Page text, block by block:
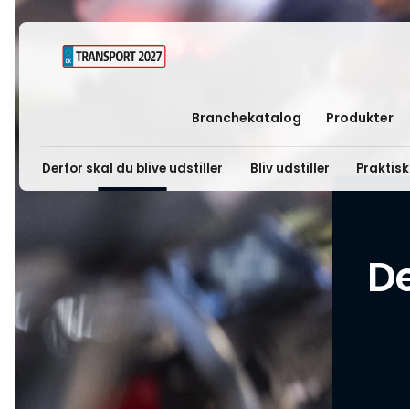
Branchekatalog Produkter
Derfor skal du blive udstiller Bliv udstiller Praktisk